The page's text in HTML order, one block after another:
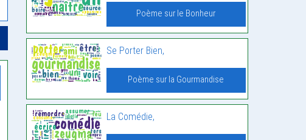
Poème sur le Bonheur
Se Porter Bien,
Poème sur la Gourmandise
La Comédie,